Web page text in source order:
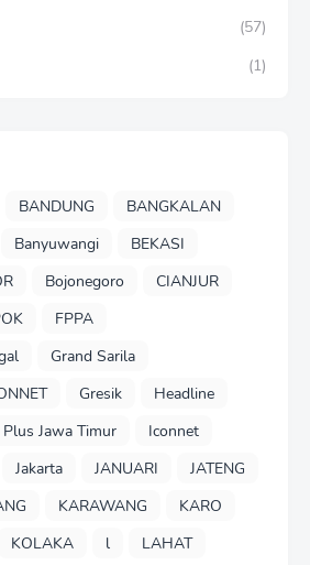
(57)
(1)
BANDUNG
BANGKALAN
Banyuwangi
BEKASI
Bojonegoro
CIANJUR
FPPA
Grand Sarila
Gresik
Headline
Plus Jawa Timur
Iconnet
Jakarta JANUARI
JATENG
KARAWANG
KARO
KOLAKA l
LAHAT